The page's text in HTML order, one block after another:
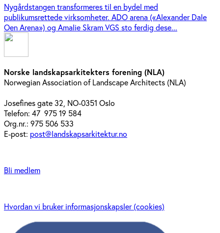
Nygårdstangen transformeres til en bydel med
publikumsrettede virksomheter. ADO arena («Alexander Dale
Oen Arena») og Amalie Skram VGS sto ferdig dese...
Norske landskapsarkitekters forening (NLA)
Norwegian Association of Landscape Architects (NLA)
Josefines gate 32, NO-0351 Oslo
Telefon: 47 975 19 584
Org.nr.: 975 506 533
E-post: post@landskapsarkitektur.no
Bli medlem
Hvordan vi bruker informasjonskapsler (cookies)